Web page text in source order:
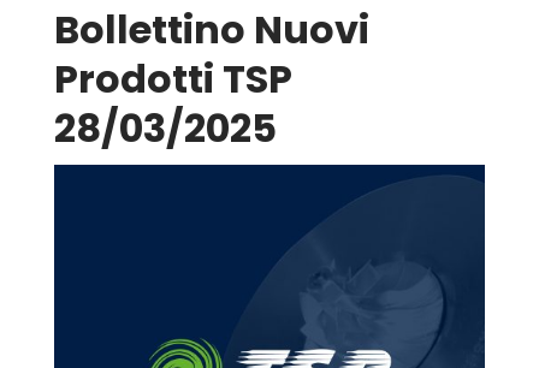
Bollettino Nuovi
Prodotti TSP
28/03/2025